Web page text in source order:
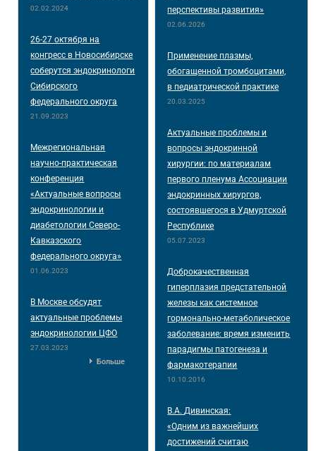
02.02.2024
26-27 октября на
конгресс в Новосибирске
соберутся эндокринологи
Сибирского
федерального округа
21.09.2023
Межрегиональная
научно-практическая
конференция
«Актуальные вопросы
эндокринологии и
диабетологии Северо-
Кавказского
федерального округа»
01.06.2023
В Москве обсудят
актуальные проблемы
эндокринологии ЦФО
27.03.2023
Больше
перспективы развития»
02.06.2026
Применение плазмы,
обогащенной тромбоцитами,
в педиатрической практике
20.03.2025
Актуальные проблемы и
вопросы эндокринной
хирургии: по материалам
первого пленума Ассоциации
эндокринных хирургов,
состоявшегося в Удмуртской
Республике
05.07.2023
Доброкачественная
гиперплазия предстательной
железы как системное
гормонально-метаболическое
заболевание: время изменить
парадигмы патогенеза и
фармакотерапии
10.10.2016
В.А. Дивинская:
«Одним из важнейших
достижений считаю